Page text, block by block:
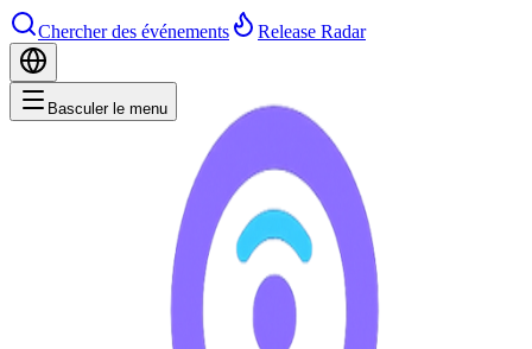
Chercher des événements Release Radar
Basculer le menu